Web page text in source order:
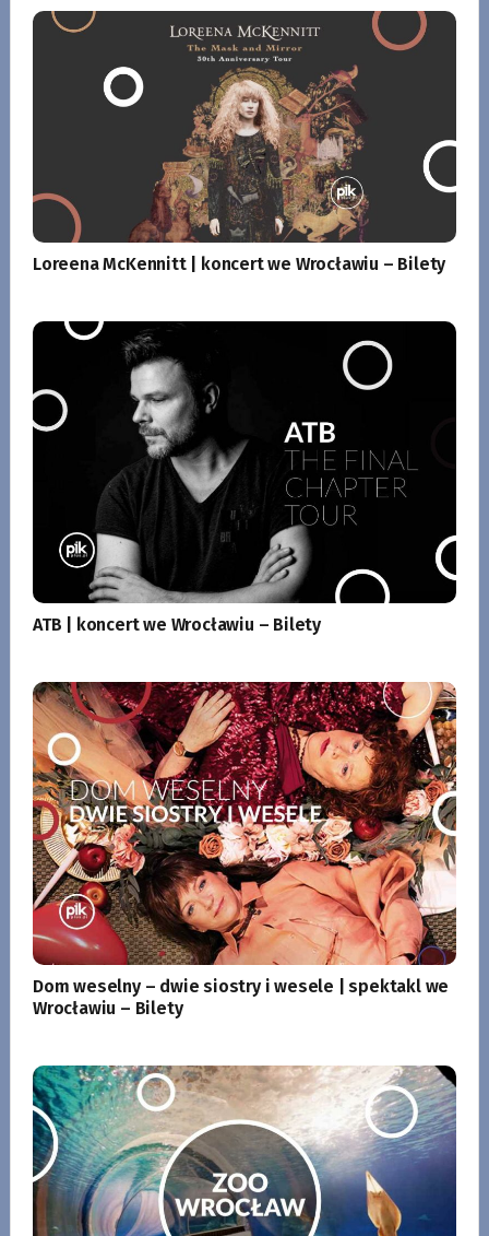
Loreena McKennitt | koncert we Wrocławiu – Bilety
ATB | koncert we Wrocławiu – Bilety
Dom weselny – dwie siostry i wesele | spektakl we
Wrocławiu – Bilety